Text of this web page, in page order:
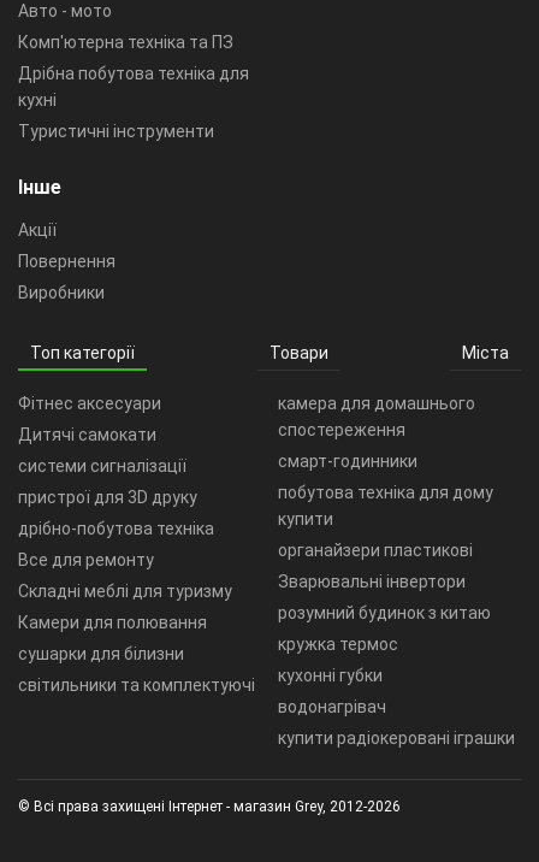
Авто - мото
Комп'ютерна техніка та ПЗ
Дрібна побутова техніка для
кухні
Туристичні інструменти
Інше
Акції
Повернення
Виробники
Топ категорії Товари Міста
Фітнес аксесуари
Дитячі самокати
системи сигналізації
пристрої для 3D друку
дрібно-побутова техніка
Все для ремонту
Складні меблі для туризму
Камери для полювання
сушарки для білизни
світильники та комплектуючі
камера для домашнього
спостереження
смарт-годинники
побутова техніка для дому
купити
органайзери пластикові
Зварювальні інвертори
розумний будинок з китаю
кружка термос
кухонні губки
водонагрівач
купити радіокеровані іграшки
© Всі права захищені Інтернет - магазин Grey, 2012-2026